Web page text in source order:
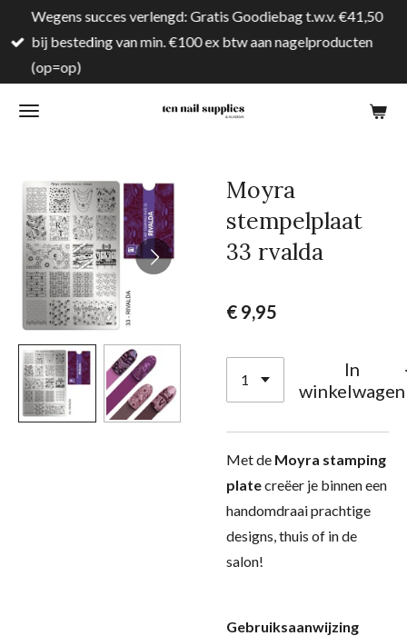
direct
naar
hoofdinhoud
Wegens succes verlengd: Gratis Goodiebag t.w.v. €41,50
bij besteding van min. €100 ex btw aan nagelproducten
(op=op)
Moyra
stempelplaat
33 rvalda
€ 9,95
In
winkelwagen
Met de Moyra stamping
platecreëer je binnen een
handomdraai prachtige
designs, thuis of in de
salon!
Gebruiksaanwijzing